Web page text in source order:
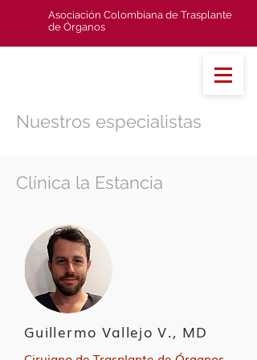
Asociación Colombiana de Trasplante
de Órganos
Nuestros especialistas
Clínica la Estancia
Guillermo Vallejo V., MD